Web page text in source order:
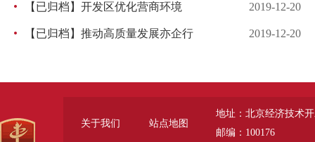
【已归档】开发区优化营商环境 2019-12-20
【已归档】推动高质量发展亦企行 2019-12-20
关于我们 站点地图
地址：北京经济技术
邮编：100176